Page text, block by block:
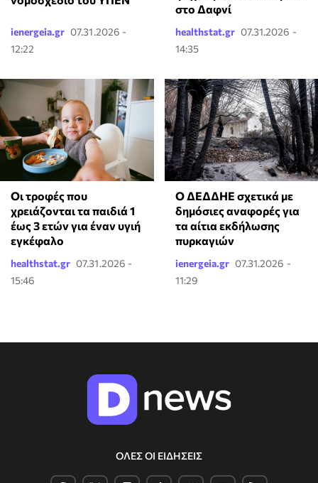
ienergeia.gr 07.31.2026 -
12:22
στο Δαφνί
healthstat.gr 07.31.2026 -
14:35
Οι τροφές που
χρειάζονται τα παιδιά 1
έως 3 ετών για έναν υγιή
εγκέφαλο
healthstat.gr 07.31.2026 -
15:46
Ο ΔΕΔΔΗΕ σχετικά με
δημόσιες αναφορές για
τα αίτια εκδήλωσης
πυρκαγιών
ienergeia.gr 07.31.2026 -
11:29
ΟΛΕΣ ΟΙ ΕΙΔΗΣΕΙΣ